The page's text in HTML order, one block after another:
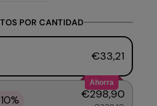
POR CANTIDAD
€33,21
Ahorra
€298,90